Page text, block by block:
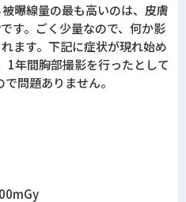
曝線量の最も高いのは、皮膚
す。ごく少量なので、何か影
ます。下記に症状が現れ始め
1年間胸部撮影を行ったとして
問題ありません。